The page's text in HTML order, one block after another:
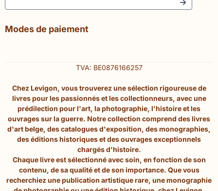
Modes de paiement
TVA: BE0876166257
Chez Levigon, vous trouverez une sélection rigoureuse de
livres pour les passionnés et les collectionneurs, avec une
prédilection pour l'art, la photographie, l'histoire et les
ouvrages sur la guerre. Notre collection comprend des livres
d'art belge, des catalogues d'exposition, des monographies,
des éditions historiques et des ouvrages exceptionnels
chargés d'histoire.
Chaque livre est sélectionné avec soin, en fonction de son
contenu, de sa qualité et de son importance. Que vous
recherchiez une publication artistique rare, une monographie